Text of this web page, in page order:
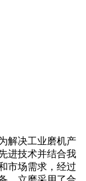
解决工业磨机产
进技术并结合我
市场需求，经过